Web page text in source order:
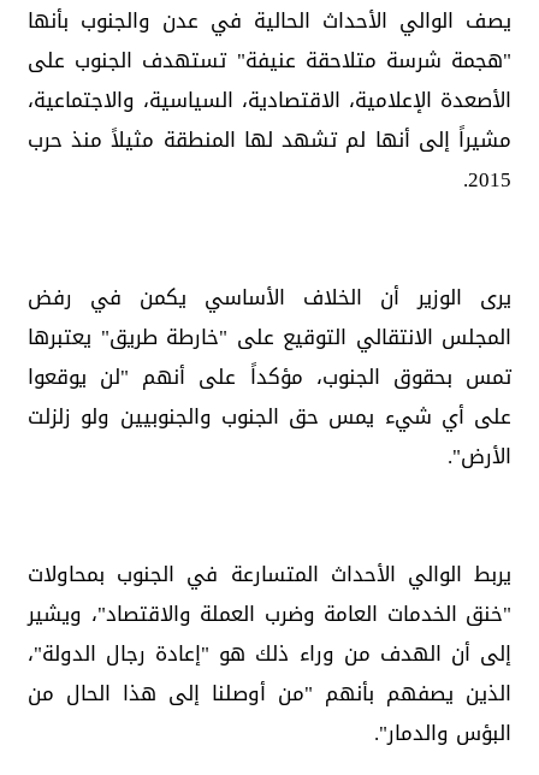
يصف الوالي الأحداث الحالية في عدن والجنوب بأنها
"هجمة شرسة متلاحقة عنيفة" تستهدف الجنوب على
الأصعدة الإعلامية، الاقتصادية، السياسية، والاجتماعية،
مشيراً إلى أنها لم تشهد لها المنطقة مثيلاً منذ حرب
2015.
يرى الوزير أن الخلاف الأساسي يكمن في رفض
المجلس الانتقالي التوقيع على "خارطة طريق" يعتبرها
تمس بحقوق الجنوب، مؤكداً على أنهم "لن يوقعوا
على أي شيء يمس حق الجنوب والجنوبيين ولو زلزلت
الأرض".
يربط الوالي الأحداث المتسارعة في الجنوب بمحاولات
"خنق الخدمات العامة وضرب العملة والاقتصاد"، ويشير
إلى أن الهدف من وراء ذلك هو "إعادة رجال الدولة"،
الذين يصفهم بأنهم "من أوصلنا إلى هذا الحال من
البؤس والدمار".